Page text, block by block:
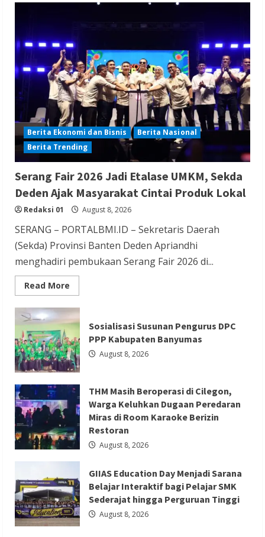
Berita Nasional Berita Politik
Sosialisasi Susunan Pengurus DPC PPP
Kabupaten Banyumas
Redaksi 01 August 8, 2026
Berita Hiburan
Berita Lifestyle dan Insurance
Berita Terbaru
THM Masih Beroperasi di Cilegon, Warga
Keluhkan Dugaan Peredaran Miras di
Room Karaoke Berizin Restoran
Redaksi 01 August 8, 2026
Berita Ekonomi dan Bisnis
Berita Trending
GIIAS Education Day Menjadi Sarana
Belajar Interaktif bagi Pelajar SMK
Sederajat hingga Perguruan Tinggi
Redaksi 01 August 8, 2026
Berita Ekonomi dan Bisnis
Berita Mancanegara
Berita Terbaru
Serikat Usul Perlindungan Kerja ABK
Migran Saat Taifun dalam Forum FA di
Berita Ekonomi dan Bisnis
Berita Nasional
Berita Trending
Serang Fair 2026 Jadi Etalase UMKM, Sekda
Deden Ajak Masyarakat Cintai Produk Lokal
Redaksi 01 August 8, 2026
SERANG – PORTALBMI.ID – Sekretaris Daerah
(Sekda) Provinsi Banten Deden Apriandhi
menghadiri pembukaan Serang Fair 2026 di...
Read More
more
Serang
Fair
2026
Jadi
Etalase
UMKM,
Sekda
Deden
Ajak
Masyarakat
Cintai
Produk
Lokal
Sosialisasi Susunan Pengurus DPC
PPP Kabupaten Banyumas
August 8, 2026
THM Masih Beroperasi di Cilegon,
Warga Keluhkan Dugaan Peredaran
Miras di Room Karaoke Berizin
Restoran
August 8, 2026
GIIAS Education Day Menjadi Sarana
Belajar Interaktif bagi Pelajar SMK
Sederajat hingga Perguruan Tinggi
August 8, 2026